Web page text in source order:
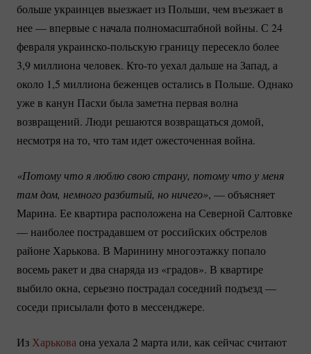
больше украинцев выезжает из Польши, чем въезжает в
нее — впервые с начала полномасштабной войны. С 24
февраляукраинско-польскуюграницу пересекло более
3,9 миллиона человек. Кто-тоуехал дальше на Запад, а
около 1,5 миллиона беженцев остались в Польше. Однако
уже в канун Пасхи была заметна первая волна
возвращений. Люди решаются возвращаться домой,
несмотря на то, что там идет ожесточенная война.
«Потому что я люблю свою страну, потому что у меня
там дом, немного разбитый, но ничего», — объясняет
Марина. Ее квартира расположена на Северной Салтовке
— наиболее пострадавшем от российских обстрелов
районе Харькова. В Маринину многоэтажку попало
восемь ракет и два снаряда из «градов». В квартире
выбило окна, серьезно пострадал соседний подъезд —
соседи присылали фото в мессенджере.
Из Харькова она уехала 2 марта или, как сейчас считают